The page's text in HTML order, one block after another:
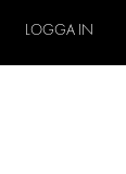
LOGGA IN